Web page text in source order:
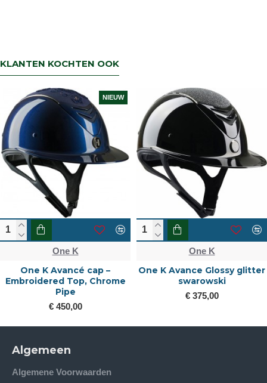
KLANTEN KOCHTEN OOK
NIEUW
One K
One K Avancé cap –
Embroidered Top, Chrome
Pipe
€ 450,00
One K
One K Avance Glossy glitter
swarowski
€ 375,00
Algemeen
Algemene Voorwaarden